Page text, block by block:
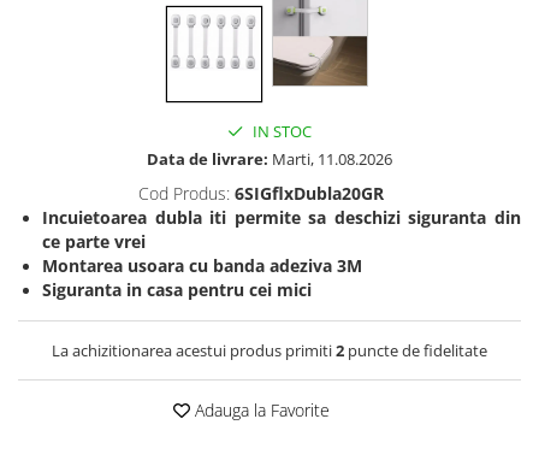
Perne si saltele bebelusi
Diversificare bebelusi
Jucarii copii si jocuri educative
Jucarii dentitie
Jocuri educative
Jucarii bebelusi
Covorase ortopedice senzoriale
Rechizite scolare
IN STOC
Data de livrare: Marti, 11.08.2026
Cod Produs: 6SIGflxDubla20GR
​Incuietoarea dubla iti permite sa deschizi siguranta din
ce parte vrei
Montarea usoara cu banda adeziva 3M
Siguranta in casa pentru cei mici
La achizitionarea acestui produs primiti2 puncte de fidelitate
Adauga la Favorite